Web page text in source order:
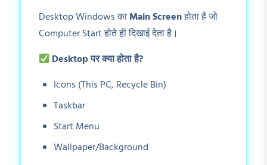
Desktop Windows काMain Screenहोता है जो
Computer Start होते ही दिखाई देता है।
Desktopपर क्या होता है?
Icons (This PC, Recycle Bin)
Taskbar
Start Menu
Wallpaper/Background